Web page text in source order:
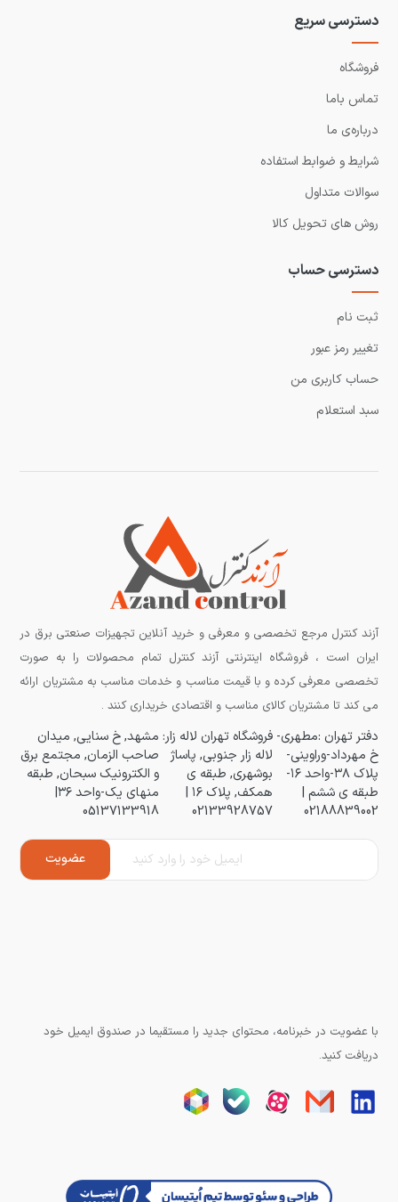
دسترسی سریع
فروشگاه
تماس باما
درباره‌ی ما
شرایط و ضوابط استفاده
سوالات متداول
روش های تحویل کالا
دسترسی حساب
ثبت نام
تغییر رمز عبور
حساب کاربری من
سبد استعلام
آزند کنترل مرجع تخصصی و معرفی و خرید آنلاین تجهیزات صنعتی برق در
ایران است ، فروشگاه اینترنتی آزند کنترل تمام محصولات را به صورت
تخصصی معرفی کرده و با قیمت مناسب و خدمات مناسب به مشتریان ارائه
می کند تا مشتریان کالای مناسب و اقتصادی خریداری کنند .
دفتر تهران :مطهری-
خ مهرداد-وراوینی-
پلاک ۳۸-واحد ۱۶-
طبقه ی ششم |
02188839002
فروشگاه تهران لاله زار:
لاله زار جنوبی, پاساژ
بوشهری, طبقه ی
همکف, پلاک ۱۶ |
02133928757
مشهد, خ سنایی, میدان
صاحب الزمان, مجتمع برق
و الکترونیک سبحان, طبقه
منهای یک-واحد ۳۶|
05137133918
با عضویت در خبرنامه، محتوای جدید را مستقیما در صندوق ایمیل خود
دریافت کنید.